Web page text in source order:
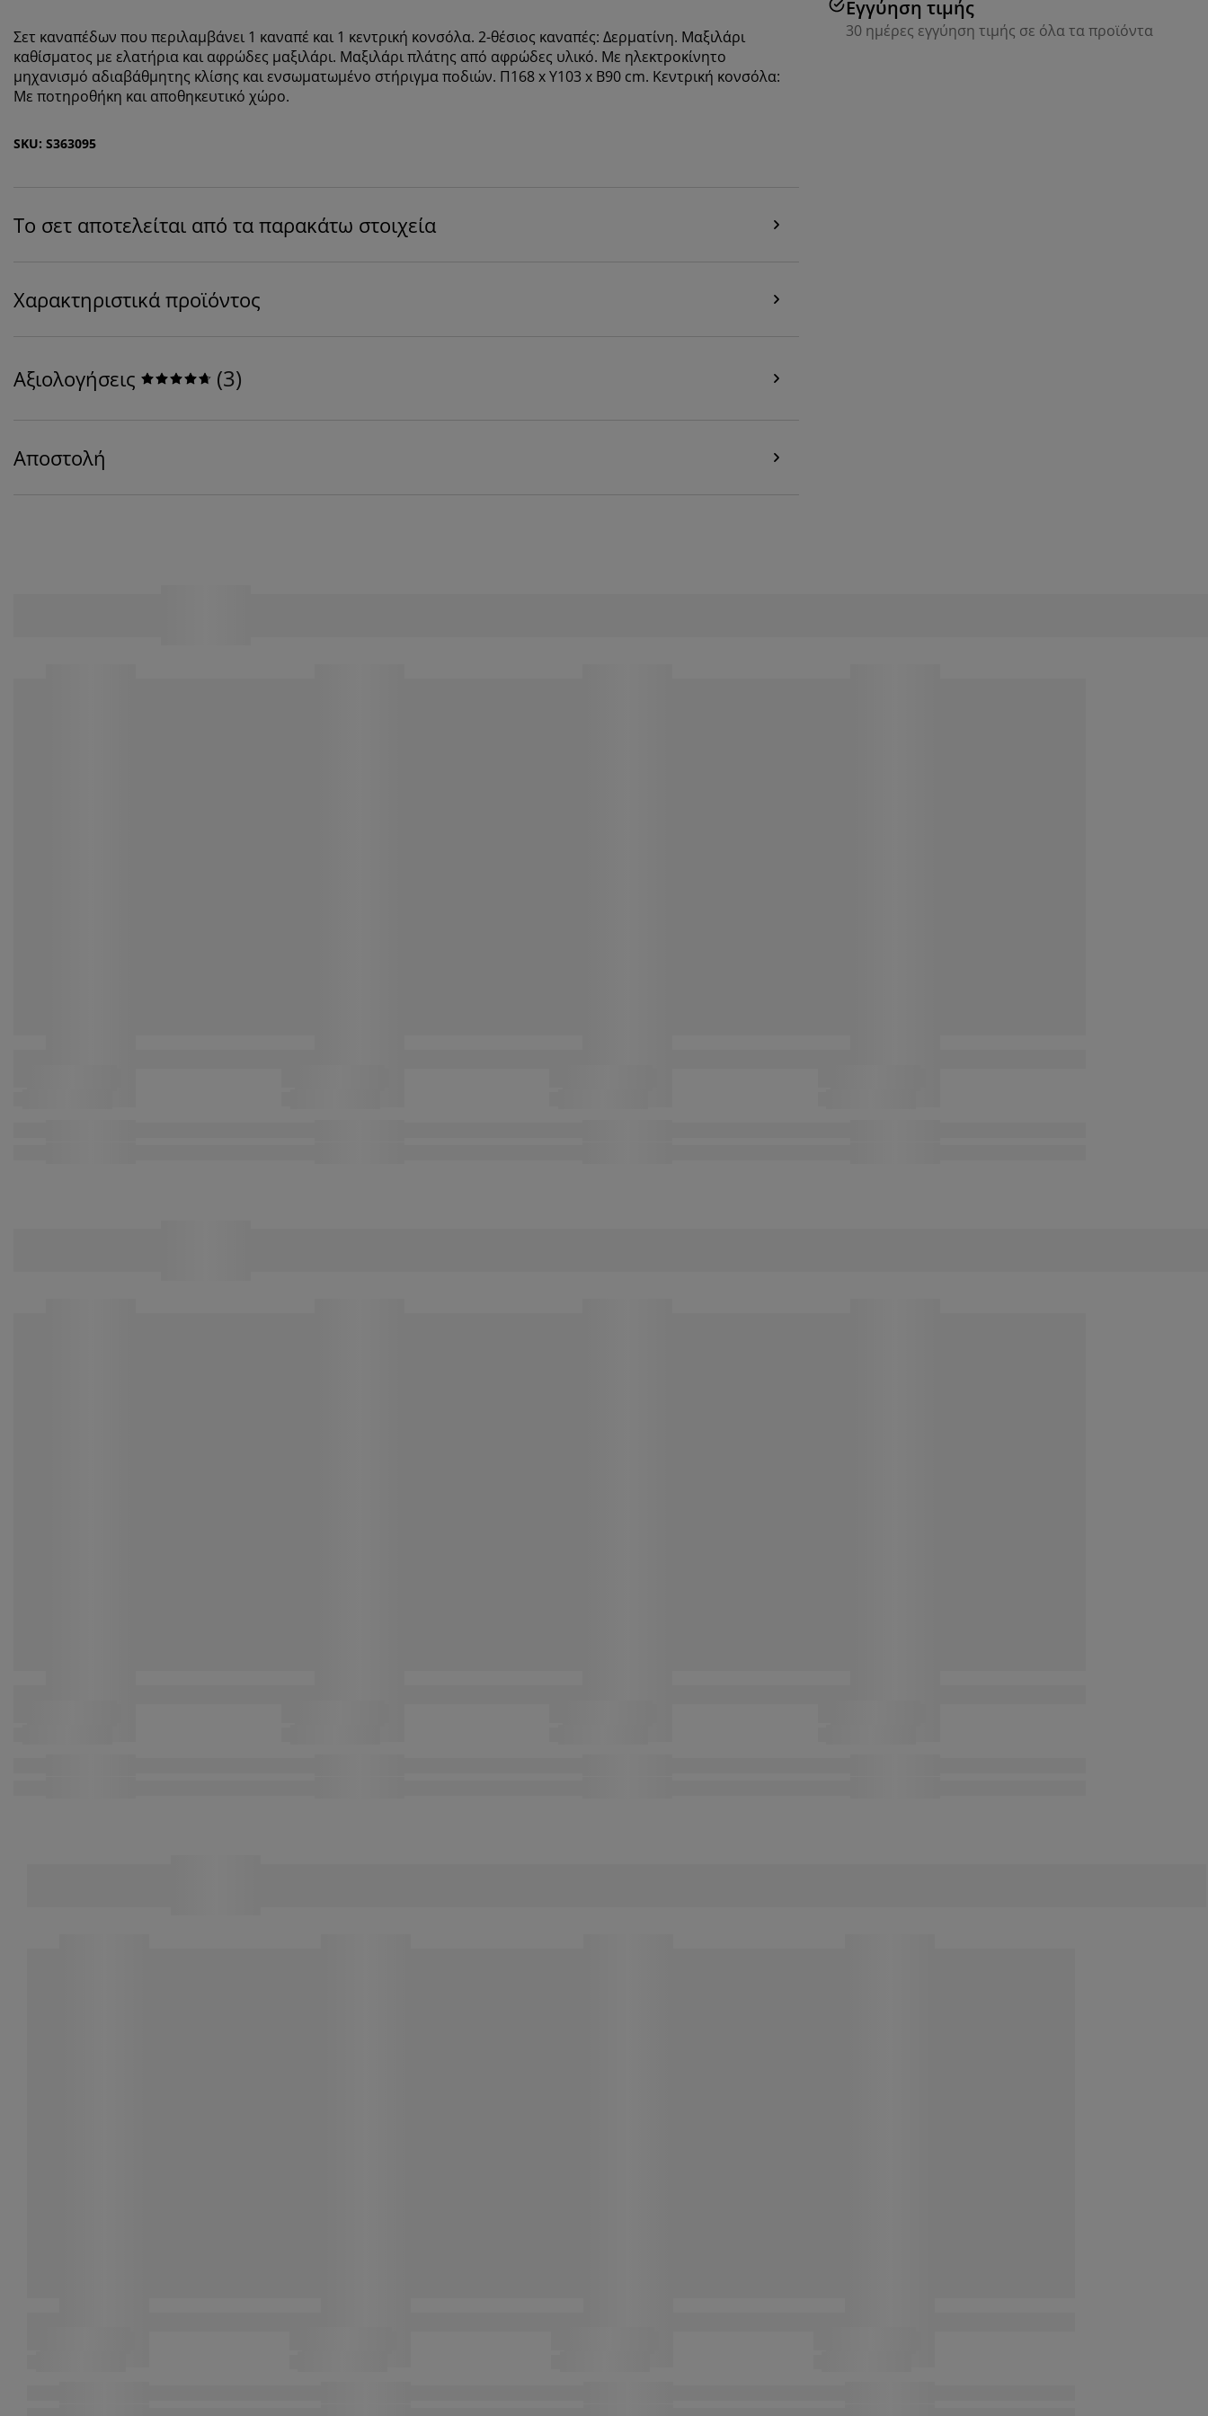
Εγγύηση τιμής
30 ημέρες εγγύηση τιμής σε όλα τα προϊόντα
Σετ καναπέδων που περιλαμβάνει 1 καναπέ και 1 κεντρική κονσόλα. 2-θέσιος καναπές: Δερματίνη. Μαξιλάρι
καθίσματος με ελατήρια και αφρώδες μαξιλάρι. Μαξιλάρι πλάτης από αφρώδες υλικό. Με ηλεκτροκίνητο
μηχανισμό αδιαβάθμητης κλίσης και ενσωματωμένο στήριγμα ποδιών. Π168 x Υ103 x Β90 cm. Κεντρική κονσόλα:
Με ποτηροθήκη και αποθηκευτικό χώρο.
SKU: S363095
Το σετ αποτελείται από τα παρακάτω στοιχεία
Χαρακτηριστικά προϊόντος
Αξιολογήσεις (3)
Αποστολή